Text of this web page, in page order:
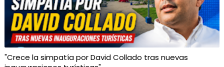
"Crece la simpatía por David Collado tras nuevas